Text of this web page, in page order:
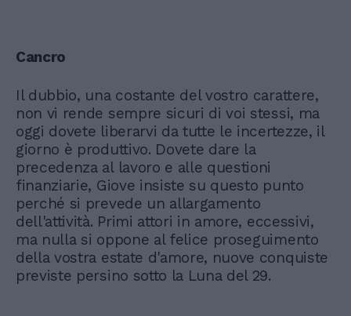
Cancro
Il dubbio, una costante del vostro carattere,
non vi rende sempre sicuri di voi stessi, ma
oggi dovete liberarvi da tutte le incertezze, il
giorno è produttivo. Dovete dare la
precedenza al lavoro e alle questioni
finanziarie, Giove insiste su questo punto
perché si prevede un allargamento
dell'attività. Primi attori in amore, eccessivi,
ma nulla si oppone al felice proseguimento
della vostra estate d'amore, nuove conquiste
previste persino sotto la Luna del 29.